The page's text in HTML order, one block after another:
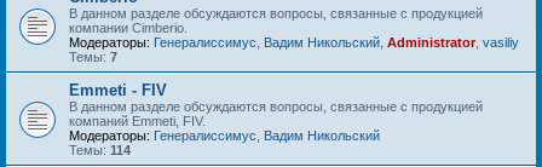
В данном разделе обсуждаются вопросы, связанные с продукцией
компании Cimberio.
Модераторы: Генералиссимус Вадим Никольский Administrator, vasiliy
Темы: 7
Emmeti - FIV
В данном разделе обсуждаются вопросы, связанные с продукцией
компаний Emmeti, FIV.
Модераторы: Генералиссимус
Вадим Никольский
Темы: 114